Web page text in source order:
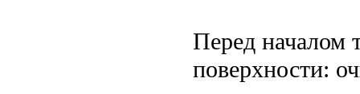
Перед началом
поверхности: